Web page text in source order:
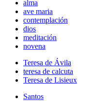
alma
ave maria
contemplación
dios
meditación
novena
Teresa de Ávila
teresa de calcuta
Teresa de Lisieux
Santos